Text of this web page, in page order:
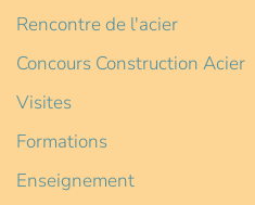
Rencontre de l'acier
Concours Construction Acier
Visites
Formations
Enseignement